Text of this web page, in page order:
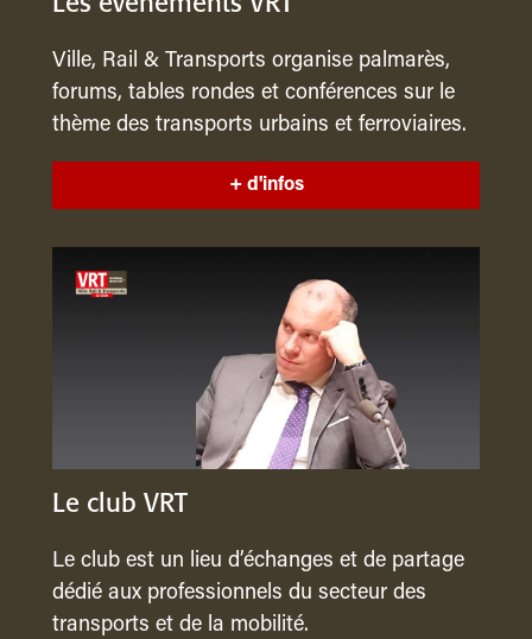
Ville, Rail & Transports organise palmarès,
forums, tables rondes et conférences sur le
thème des transports urbains et ferroviaires.
+ d'infos
Le club VRT
Le club est un lieu d’échanges et de partage
dédié aux professionnels du secteur des
transports et de la mobilité.